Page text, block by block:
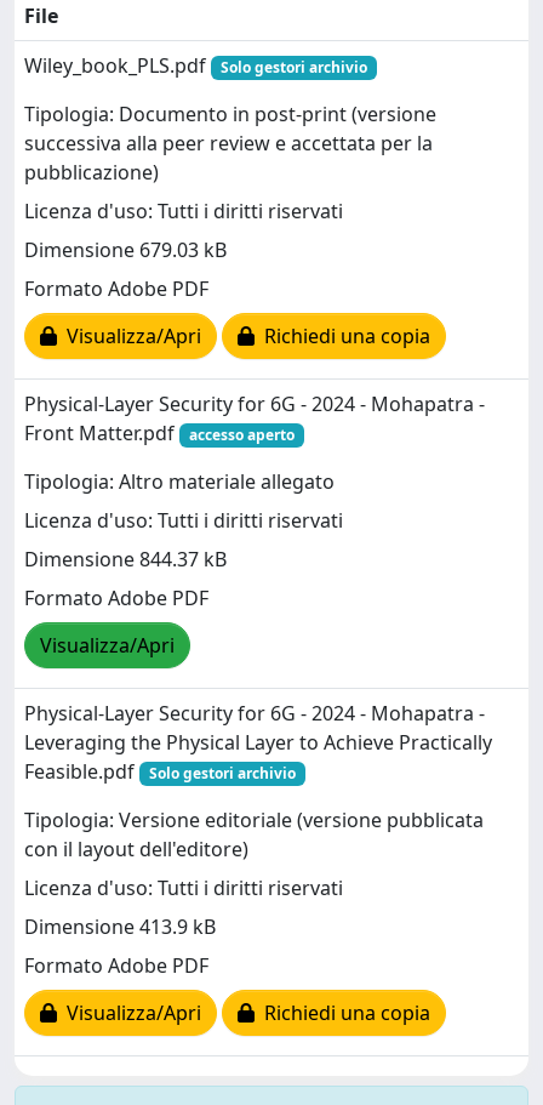
File
Wiley_book_PLS.pdf
Solo gestori archivio
Tipologia: Documento in post-print (versione
successiva alla peer review e accettata per la
pubblicazione)
Licenza d'uso: Tutti i diritti riservati
Dimensione 679.03 kB
Formato Adobe PDF
Visualizza/Apri
Richiedi una copia
Physical‐Layer Security for 6G - 2024 - Mohapatra -
Front Matter.pdf
accesso aperto
Tipologia: Altro materiale allegato
Licenza d'uso: Tutti i diritti riservati
Dimensione 844.37 kB
Formato Adobe PDF
Visualizza/Apri
Physical‐Layer Security for 6G - 2024 - Mohapatra -
Leveraging the Physical Layer to Achieve Practically
Feasible.pdf
Solo gestori archivio
Tipologia: Versione editoriale (versione pubblicata
con il layout dell'editore)
Licenza d'uso: Tutti i diritti riservati
Dimensione 413.9 kB
Formato Adobe PDF
Visualizza/Apri
Richiedi una copia